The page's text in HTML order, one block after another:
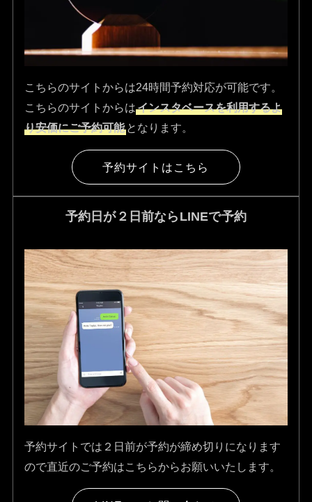
こちらのサイトからは24時間予約対応が可能です。
こちらのサイトからはインスタベースを利用するよ
り安価にご予約可能 となります。
予約サイトはこちら
予約日が２日前ならLINEで予約
予約サイトでは２日前が予約が締め切りになります
ので直近のご予約はこちらからお願いいたします。